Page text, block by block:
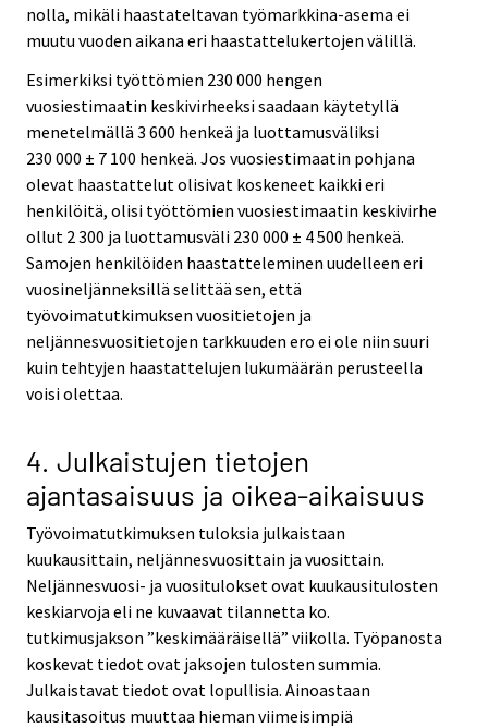
nolla, mikäli haastateltavan työmarkkina-asema ei
muutu vuoden aikana eri haastattelukertojen välillä.
Esimerkiksi työttömien 230 000 hengen
vuosiestimaatin keskivirheeksi saadaan käytetyllä
menetelmällä 3 600 henkeä ja luottamusväliksi
230 000 ± 7 100 henkeä. Jos vuosiestimaatin pohjana
olevat haastattelut olisivat koskeneet kaikki eri
henkilöitä, olisi työttömien vuosiestimaatin keskivirhe
ollut 2 300 ja luottamusväli 230 000 ± 4 500 henkeä.
Samojen henkilöiden haastatteleminen uudelleen eri
vuosineljänneksillä selittää sen, että
työvoimatutkimuksen vuositietojen ja
neljännesvuositietojen tarkkuuden ero ei ole niin suuri
kuin tehtyjen haastattelujen lukumäärän perusteella
voisi olettaa.
4. Julkaistujen tietojen
ajantasaisuus ja oikea-aikaisuus
Työvoimatutkimuksen tuloksia julkaistaan
kuukausittain, neljännesvuosittain ja vuosittain.
Neljännesvuosi- ja vuositulokset ovat kuukausitulosten
keskiarvoja eli ne kuvaavat tilannetta ko.
tutkimusjakson ”keskimääräisellä” viikolla. Työpanosta
koskevat tiedot ovat jaksojen tulosten summia.
Julkaistavat tiedot ovat lopullisia. Ainoastaan
kausitasoitus muuttaa hieman viimeisimpiä